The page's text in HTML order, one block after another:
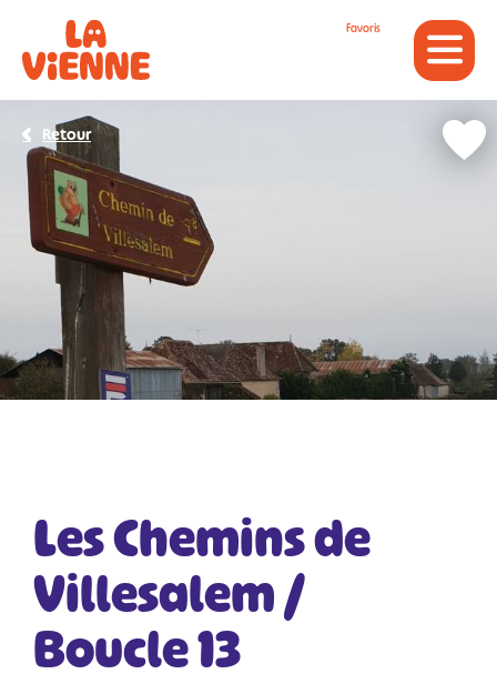
Favoris
Les Chemins de
Villesalem /
Boucle 13
Retour